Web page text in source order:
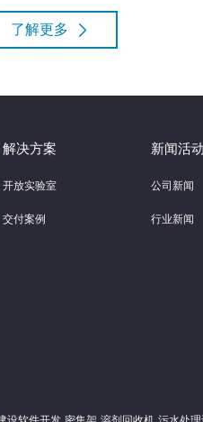
了解更多
解决方案
开放实验室
交付案例
新闻活动
公司新闻
行业新闻